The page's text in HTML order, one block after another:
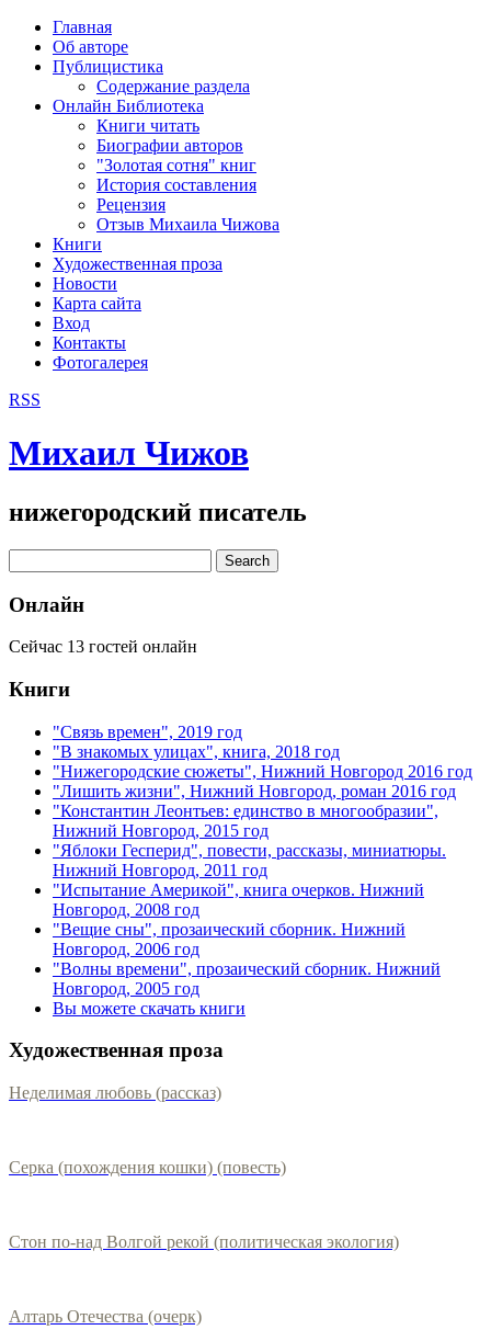
Главная
Об авторе
Публицистика
Содержание раздела
Онлайн Библиотека
Книги читать
Биографии авторов
"Золотая сотня" книг
История составления
Рецензия
Отзыв Михаила Чижова
Книги
Художественная проза
Новости
Карта сайта
Вход
Контакты
Фотогалерея
RSS
Михаил Чижов
нижегородский писатель
Онлайн
Сейчас 13 гостей онлайн
Книги
"Связь времен", 2019 год
"В знакомых улицах", книга, 2018 год
"Нижегородские сюжеты", Нижний Новгород 2016 год
"Лишить жизни", Нижний Новгород, роман 2016 год
"Константин Леонтьев: единство в многообразии",
Нижний Новгород, 2015 год
"Яблоки Гесперид", повести, рассказы, миниатюры.
Нижний Новгород, 2011 год
"Испытание Америкой", книга очерков. Нижний
Новгород, 2008 год
"Вещие сны", прозаический сборник. Нижний
Новгород, 2006 год
"Волны времени", прозаический сборник. Нижний
Новгород, 2005 год
Вы можете скачать книги
Художественная проза
Неделимая любовь (рассказ)
Серка (похождения кошки) (повесть)
Стон по-над Волгой рекой (политическая экология)
Алтарь Отечества (очерк)